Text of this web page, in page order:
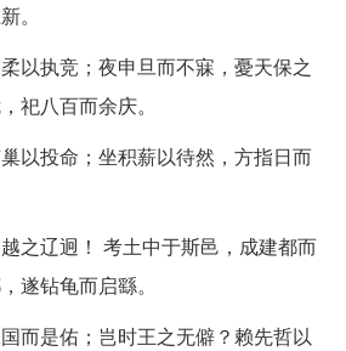
。
以执竞；夜申旦而不寐，憂天保之
祀八百而余庆。
以投命；坐积薪以待然，方指日而
之辽迥！ 考土中于斯邑，成建都而
遂钻龟而启繇。
而是佑；岂时王之无僻？赖先哲以